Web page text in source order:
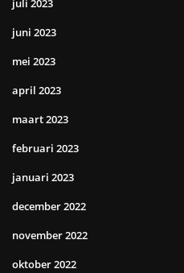
juli 2023
juni 2023
mei 2023
april 2023
maart 2023
februari 2023
januari 2023
december 2022
november 2022
oktober 2022